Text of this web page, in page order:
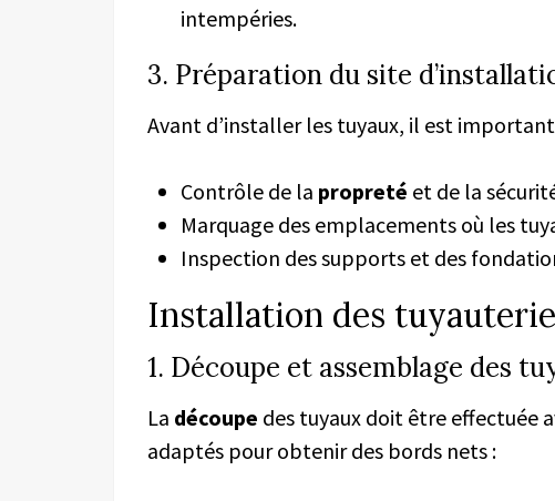
intempéries.
3. Préparation du site
Avant d’installer les tuyaux, il est
Contrôle de la propreté et de la
Marquage des emplacements où les
Inspection des supports et des
Installation des
1. Découpe et assemblage des
La découpe des tuyaux doit être effectuée
adaptés pour obtenir des bords nets :